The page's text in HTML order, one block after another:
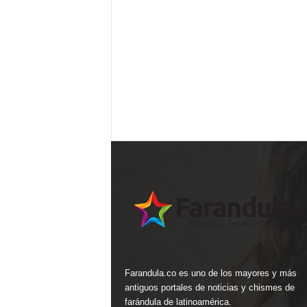
Farandula.co es uno de los mayores y más
antiguos portales de noticias y chismes de
farándula de latinoamérica.